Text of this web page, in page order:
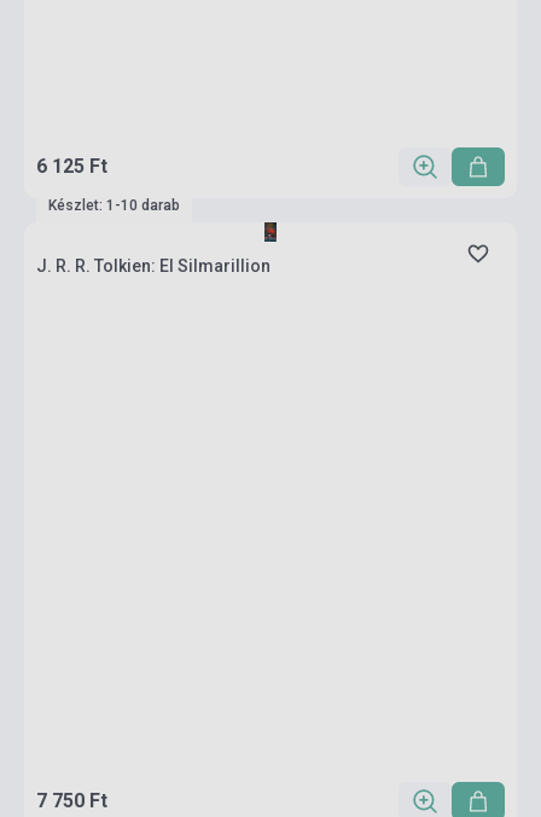
6 125 Ft
Készlet: 1-10 darab
J. R. R. Tolkien: El Silmarillion
7 750 Ft